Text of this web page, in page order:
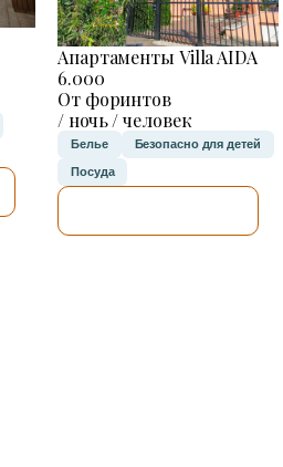
Апартаменты Villa AIDA
6.000
От форинтов
/ ночь / человек
Белье Безопасно для детей
Посуда